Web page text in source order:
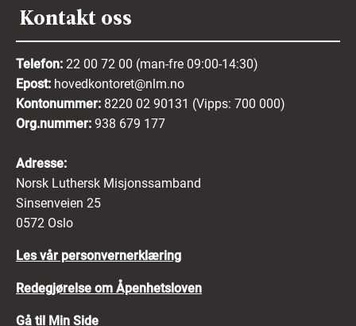
Kontakt oss
Telefon: 22 00 72 00 (man-fre 09:00-14:30)
Epost: hovedkontoret@nlm.no
Kontonummer: 8220 02 90131 (Vipps: 700 000)
Org.nummer: 938 679 177
Adresse:
Norsk Luthersk Misjonssamband
Sinsenveien 25
0572 Oslo
Les vår personvernerklæring
Redegjørelse om Åpenhetsloven
Gå til Min Side